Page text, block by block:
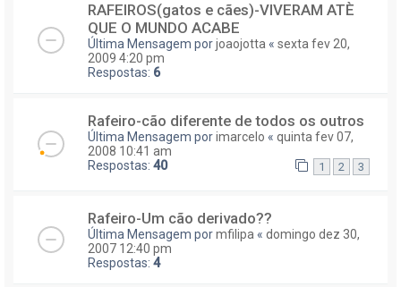
RAFEIROS(gatos e cães)-VIVERAM ATÈ
QUE O MUNDO ACABE
Última Mensagem porjoaojotta « sexta fev 20,
2009 4:20 pm
Respostas: 6
Rafeiro-cão diferente de todos os outros
Última Mensagem porimarcelo « quinta fev 07,
2008 10:41 am
Respostas: 40 1 2 3
Rafeiro-Um cão derivado??
Última Mensagem pormfilipa « domingo dez 30,
2007 12:40 pm
Respostas: 4